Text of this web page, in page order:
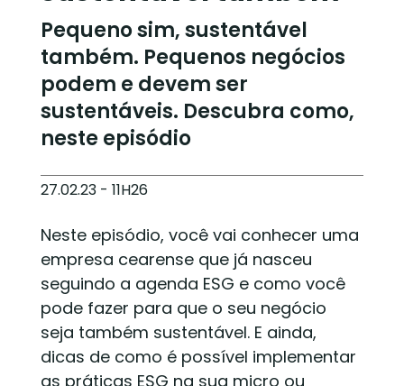
Pequeno sim, sustentável
também. Pequenos negócios
podem e devem ser
sustentáveis. Descubra como,
neste episódio
27.02.23 - 11H26
Neste episódio, você vai conhecer uma
empresa cearense que já nasceu
seguindo a agenda ESG e como você
pode fazer para que o seu negócio
seja também sustentável. E ainda,
dicas de como é possível implementar
as práticas ESG na sua micro ou